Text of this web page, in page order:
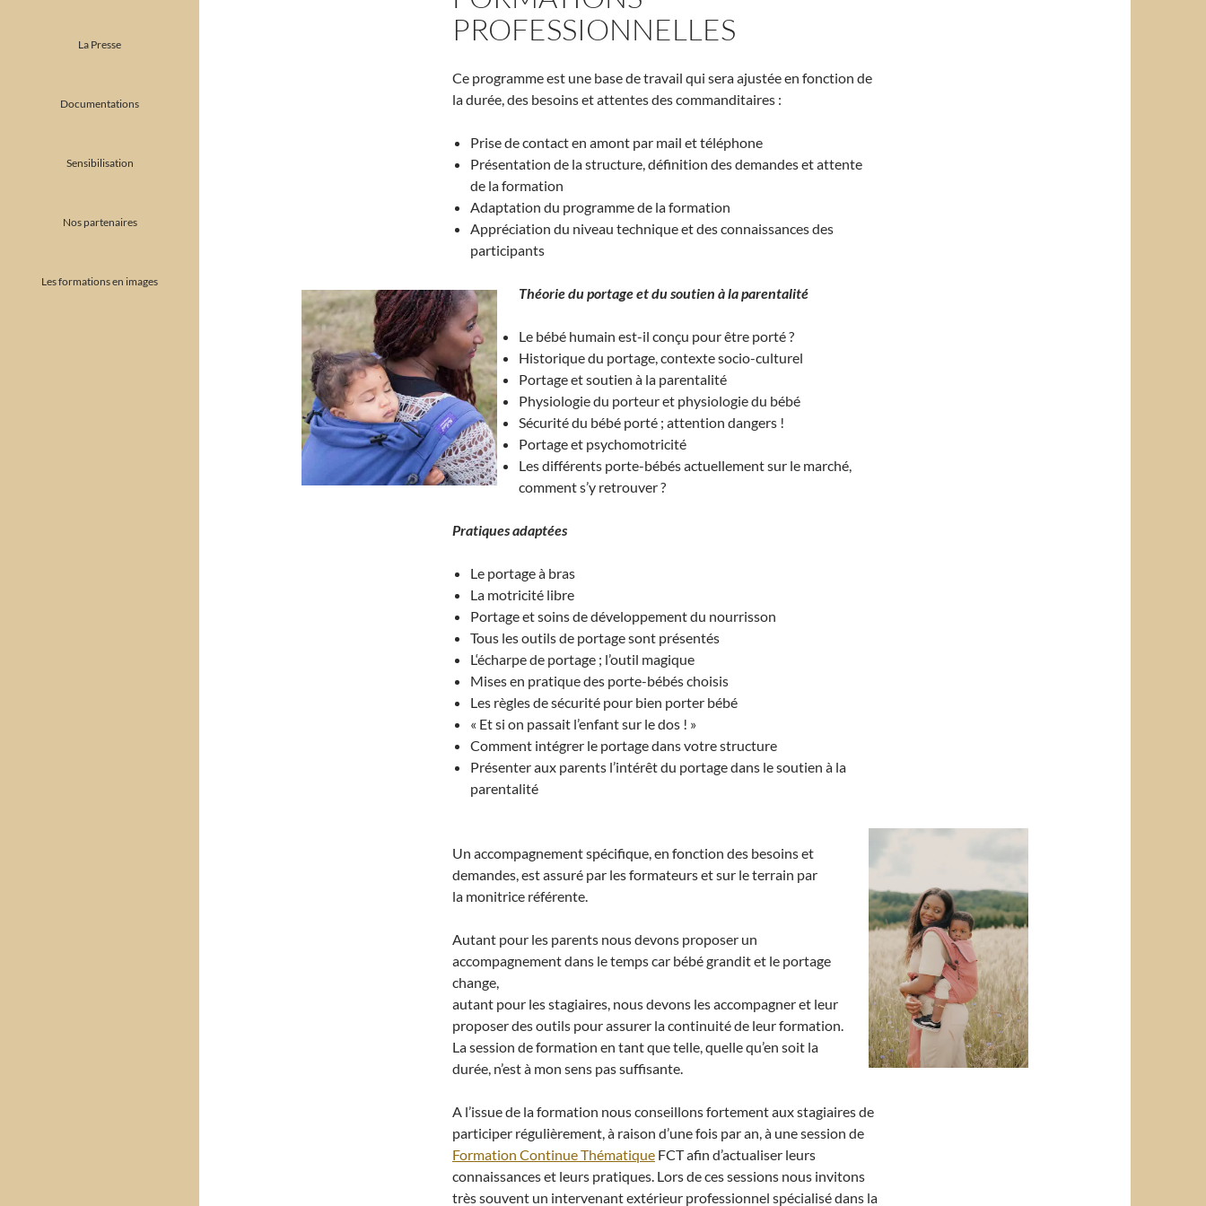
PROFESSIONNELLES
Ce programme est une base de travail qui sera ajustée en fonction de
la durée, des besoins et attentes des commanditaires :
Prise de contact en amont par mail et téléphone
Présentation de la structure, définition des demandes et attente
de la formation
Adaptation du programme de la formation
Appréciation du niveau technique et des connaissances des
participants
Théorie du portage et du soutien à la parentalité
Le bébé humain est-il conçu pour être porté ?
Historique du portage, contexte socio-culturel
Portage et soutien à la parentalité
Physiologie du porteur et physiologie du bébé
Sécurité du bébé porté ; attention dangers !
Portage et psychomotricité
Les différents porte-bébés actuellement sur le marché,
comment s’y retrouver ?
Pratiques adaptées
Le portage à bras
La motricité libre
Portage et soins de développement du nourrisson
Tous les outils de portage sont présentés
L‘écharpe de portage ; l’outil magique
Mises en pratique des porte-bébés choisis
Les règles de sécurité pour bien porter bébé
« Et si on passait l’enfant sur le dos ! »
Comment intégrer le portage dans votre structure
Présenter aux parents l’intérêt du portage dans le soutien à la
parentalité
Un accompagnement spécifique, en fonction des besoins et
demandes, est assuré par les formateurs et sur le terrain par
la monitrice référente.
Autant pour les parents nous devons proposer un
accompagnement dans le temps car bébé grandit et le portage
change,
autant pour les stagiaires, nous devons les accompagner et leur
proposer des outils pour assurer la continuité de leur formation.
La session de formation en tant que telle, quelle qu’en soit la
durée, n’est à mon sens pas suffisante.
A l’issue de la formation nous conseillons fortement aux stagiaires de
participer régulièrement, à raison d’une fois par an, à une session de
Formation Continue Thématique FCT afin d’actualiser leurs
connaissances et leurs pratiques. Lors de ces sessions nous invitons
très souvent un intervenant extérieur professionnel spécialisé dans la
La Presse
Documentations
Sensibilisation
Nos partenaires
Les formations en images